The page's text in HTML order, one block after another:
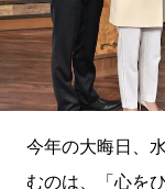
今年の大晦日、
むのは、「心を